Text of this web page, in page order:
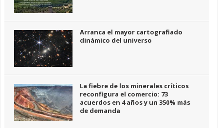
Arranca el mayor cartografiado
dinámico del universo
La fiebre de los minerales críticos
reconfigura el comercio: 73
acuerdos en 4 años y un 350% más
de demanda